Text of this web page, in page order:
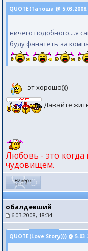
QUOTE(Татоша @
ничего подобного....я
буду фанатеть за
эт хорошо))))
Давайте
--------------------
Любовь - это когда
чудовищем.
обалдевший
6.03.2008, 18:34
QUOTE(Love Story))) @